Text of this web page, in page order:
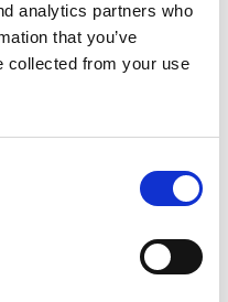
analytics partners who
that you’ve
collected from your use
Fiorello. Da
di
partecipe di
martedì